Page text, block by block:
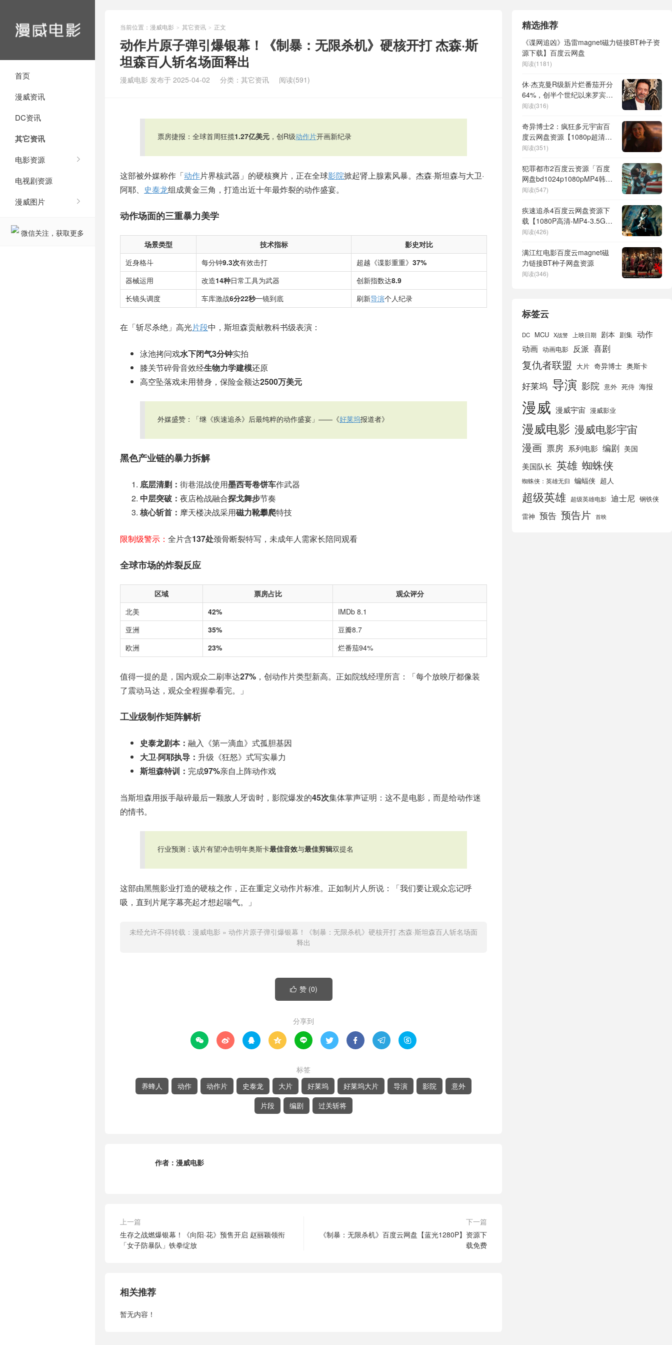
首页
漫威资讯
DC资讯
其它资讯
电影资源
电视剧资源
漫威图片
微信关注，获取更多
当前位置： 漫威电影 > 其它资讯 > 正文
动作片原子弹引爆银幕！《制暴：无限杀机》硬核开打 杰森·斯
坦森百人斩名场面释出
漫威电影 发布于 2025-04-02 分类： 其它资讯 阅读(591)
票房捷报：全球首周狂揽1.27亿美元 ，创R级动作片开画新纪录
这部被外媒称作「动作片界核武器」的硬核爽片，正在全球影院掀起肾上腺素风暴。杰森·斯坦森与大卫·
阿耶、 史泰龙组成黄金三角，打造出近十年最炸裂的动作盛宴。
动作场面的三重暴力美学
场景类型 技术指标
影史对比
近身格斗
每分钟9.3次有效击打 超越《谍影重重》 37%
器械运用
改造14种日常工具为武器 创新指数达8.9
长镜头调度
车库激战6分22秒一镜到底 刷新导演个人纪录
在「斩尽杀绝」高光片段中，斯坦森贡献教科书级表演：
泳池拷问戏水下闭气3分钟实拍
膝关节碎骨音效经生物力学建模还原
高空坠落戏未用替身，保险金额达2500万美元
外媒盛赞：「继《疾速追杀》后最纯粹的动作盛宴」——《好莱坞报道者》
黑色产业链的暴力拆解
底层清剿： 街巷混战使用墨西哥卷饼车作武器
中层突破： 夜店枪战融合探戈舞步节奏
核心斩首： 摩天楼决战采用磁力靴攀爬特技
限制级警示： 全片含137处颈骨断裂特写，未成年人需家长陪同观看
全球市场的炸裂反应
区域 票房占比
观众评分
北美
42%
IMDb 8.1
亚洲
35%
豆瓣8.7
欧洲
23% 烂番茄94%
值得一提的是，国内观众二刷率达27% ，创动作片类型新高。正如院线经理所言：「每个放映厅都像装
了震动马达，观众全程握拳看完。」
工业级制作矩阵解析
史泰龙剧本： 融入《第一滴血》式孤胆基因
大卫·阿耶执导： 升级《狂怒》式写实暴力
斯坦森特训： 完成97%亲自上阵动作戏
当斯坦森用扳手敲碎最后一颗敌人牙齿时，影院爆发的45次集体掌声证明：这不是电影，而是给动作迷
的情书。
行业预测：该片有望冲击明年奥斯卡最佳音效与最佳剪辑双提名
这部由黑熊影业打造的硬核之作，正在重定义动作片标准。正如制片人所说：「我们要让观众忘记呼
吸，直到片尾字幕亮起才想起喘气。」
未经允许不得转载： 漫威电影 » 动作片原子弹引爆银幕！《制暴：无限杀机》硬核开打 杰森·斯坦森百人斩名场面
释出
 赞 (0)
分享到
        
标签
养蜂人
动作 动作片 史泰龙 大片 好莱坞 好莱坞大片 导演 影院
意外
片段
编剧 过关斩将
作者： 漫威电影
上一篇
生存之战燃爆银幕！《向阳·花》预售开启 赵丽颖领衔
「女子防暴队」铁拳绽放
下一篇
《制暴：无限杀机》百度云网盘【蓝光1280P】资源下
载免费
相关推荐
暂无内容！
精选推荐
《谍网追凶》迅雷magnet磁力链接BT种子资
源下载】百度云网盘
阅读(1181)
休·杰克曼R级新片烂番茄开分
64%，创半个世纪以来罗宾汉
电影最高评价
阅读(316)
奇异博士2：疯狂多元宇宙百
度云网盘资源【1080p超清
晰】免费在线链接
阅读(351)
犯罪都市2百度云资源「百度
网盘bd1024p1080pMP4韩语
中字」百度云
阅读(547)
疾速追杀4百度云网盘资源下
载【1080P高清-MP4-3.5G】
阿里云盘
阅读(426)
满江红电影百度云magnet磁
力链接BT种子网盘资源
阅读(346)
标签云
DC MCU X战警 上映日期 剧本 剧集 动作
动画 动画电影 反派 喜剧
复仇者联盟 大片 奇异博士 奥斯卡
好莱坞 导演 影院 意外 死侍 海报
漫威 漫威宇宙 漫威影业
漫威电影 漫威电影宇宙
漫画 票房 系列电影 编剧 美国
美国队长 英雄 蜘蛛侠
蜘蛛侠：英雄无归 蝙蝠侠 超人
超级英雄 超级英雄电影 迪士尼 钢铁侠
雷神 预告 预告片 首映